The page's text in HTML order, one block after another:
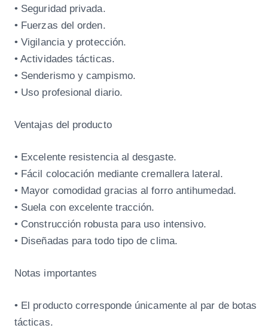
• Seguridad privada.
• Fuerzas del orden.
• Vigilancia y protección.
• Actividades tácticas.
• Senderismo y campismo.
• Uso profesional diario.
Ventajas del producto
• Excelente resistencia al desgaste.
• Fácil colocación mediante cremallera lateral.
• Mayor comodidad gracias al forro antihumedad.
• Suela con excelente tracción.
• Construcción robusta para uso intensivo.
• Diseñadas para todo tipo de clima.
Notas importantes
• El producto corresponde únicamente al par de botas
tácticas.